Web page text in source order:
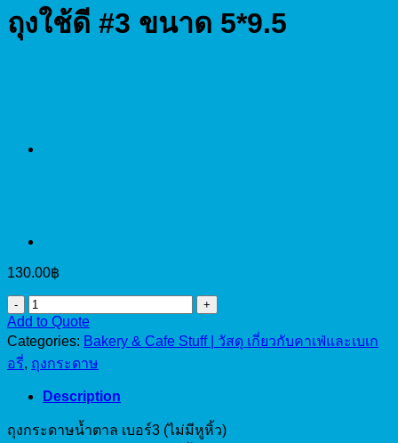
ถุงใช้ดี #3 ขนาด 5*9.5
130.00฿
ถุง
ใช้
ดี
#3
ขนาด
5*9.5
Add to Quote
Categories: Bakery & Cafe Stuff | วัสดุ เกี่ยวกับคาเฟ่และเบเก
อรี่, ถุงกระดาษ
Description
ถุงกระดาษน้ำตาล เบอร์3 (ไม่มีหูหิ้ว)